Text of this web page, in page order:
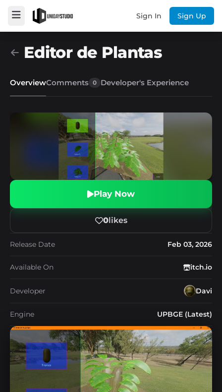
Sign In Sign Up
Editor de Plantas
OverviewComments 0 Developer's Experience
Play Now
0likes
Release Date Feb 03, 2026
Available On itch.io
Developer Davi
Engine UPBGE (Latest)